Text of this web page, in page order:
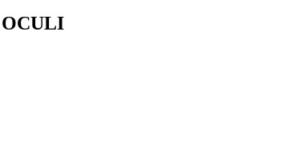
OCULI